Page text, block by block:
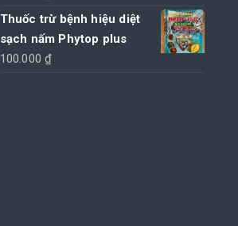
Thuốc trừ bệnh hiệu diệt
sạch nấm Phytop plus
100.000₫